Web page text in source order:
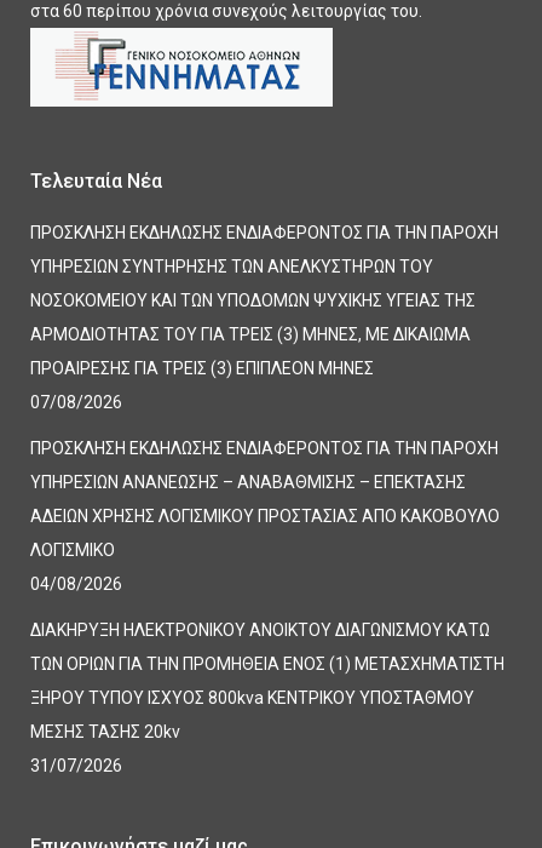
στα 60 περίπου χρόνια συνεχούς λειτουργίας του.
Τελευταία Νέα
ΠΡΟΣΚΛΗΣΗ ΕΚΔΗΛΩΣΗΣ ΕΝΔΙΑΦΕΡΟΝΤΟΣ ΓΙΑ ΤΗΝ ΠΑΡΟΧΗ
ΥΠΗΡΕΣΙΩΝ ΣΥΝΤΗΡΗΣΗΣ ΤΩΝ ΑΝΕΛΚΥΣΤΗΡΩΝ ΤΟΥ
ΝΟΣΟΚΟΜΕΙΟΥ ΚΑΙ ΤΩΝ ΥΠΟΔΟΜΩΝ ΨΥΧΙΚΗΣ ΥΓΕΙΑΣ ΤΗΣ
ΑΡΜΟΔΙΟΤΗΤΑΣ ΤΟΥ ΓΙΑ ΤΡΕΙΣ (3) ΜΗΝΕΣ, ΜΕ ΔΙΚΑΙΩΜΑ
ΠΡΟΑΙΡΕΣΗΣ ΓΙΑ ΤΡΕΙΣ (3) ΕΠΙΠΛΕΟΝ ΜΗΝΕΣ
07/08/2026
ΠΡΟΣΚΛΗΣΗ ΕΚΔΗΛΩΣΗΣ ΕΝΔΙΑΦΕΡΟΝΤΟΣ ΓΙΑ ΤΗΝ ΠΑΡΟΧΗ
ΥΠΗΡΕΣΙΩΝ ΑΝΑΝΕΩΣΗΣ – ΑΝΑΒΑΘΜΙΣΗΣ – ΕΠΕΚΤΑΣΗΣ
ΑΔΕΙΩΝ ΧΡΗΣΗΣ ΛΟΓΙΣΜΙΚΟΥ ΠΡΟΣΤΑΣΙΑΣ ΑΠΟ ΚΑΚΟΒΟΥΛΟ
ΛΟΓΙΣΜΙΚΟ
04/08/2026
ΔΙΑΚΗΡΥΞΗ ΗΛΕΚΤΡΟΝΙΚΟΥ ΑΝΟΙΚΤΟΥ ΔΙΑΓΩΝΙΣΜΟΥ ΚΑΤΩ
ΤΩΝ ΟΡΙΩΝ ΓΙΑ ΤΗΝ ΠΡΟΜΗΘΕΙΑ ΕΝΟΣ (1) ΜΕΤΑΣΧΗΜΑΤΙΣΤΗ
ΞΗΡΟΥ ΤΥΠΟΥ ΙΣΧΥΟΣ 800kva ΚΕΝΤΡΙΚΟΥ ΥΠΟΣΤΑΘΜΟΥ
ΜΕΣΗΣ ΤΑΣΗΣ 20kv
31/07/2026